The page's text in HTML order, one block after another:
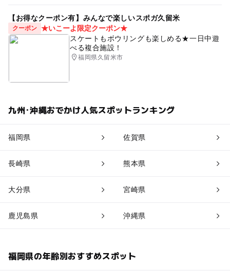
【お得なクーポン有】みんなで楽しいスポガ久留米
クーポン ★いこーよ限定クーポン★
スケートもボウリングも楽しめる★一日中遊
べる複合施設！
福岡県久留米市
九州･沖縄おでかけ人気スポットランキング
福岡県 佐賀県
長崎県 熊本県
大分県 宮崎県
鹿児島県 沖縄県
福岡県の年齢別おすすめスポット